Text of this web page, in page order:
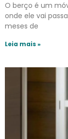
O berço é um
onde ele vai
meses de
Leia mais »